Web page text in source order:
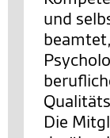
und
Die